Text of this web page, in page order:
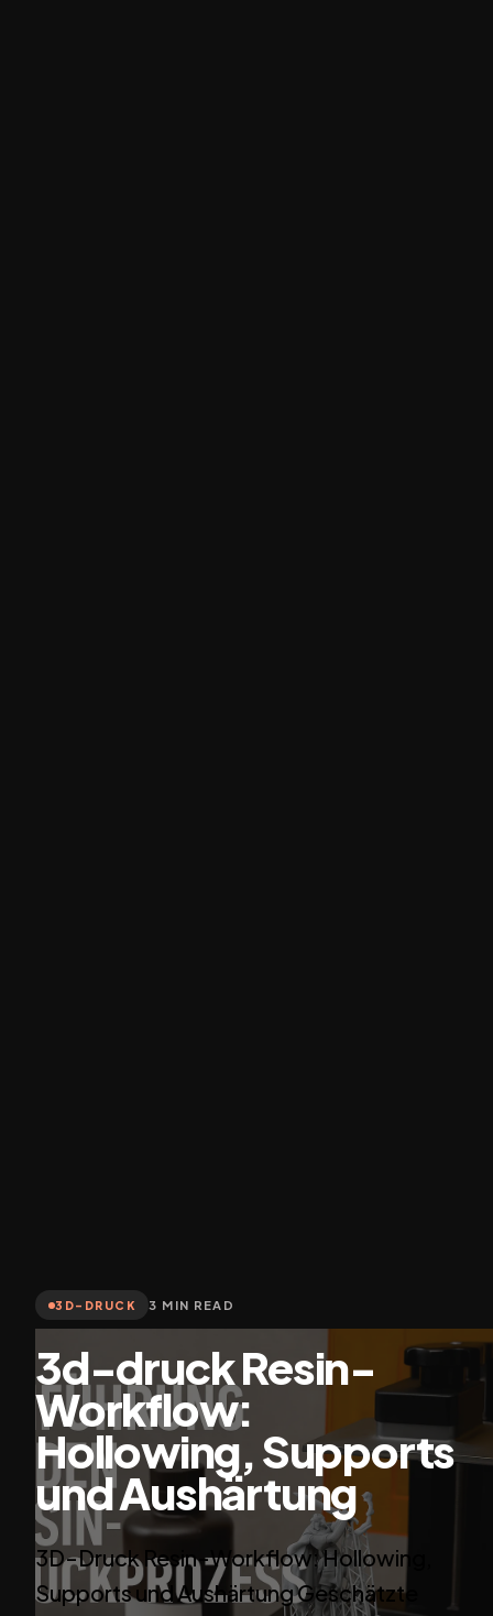
3D-DRUCK 3 MIN READ
3d-druck Resin-
Workflow:
Hollowing, Supports
und Aushärtung
3D-Druck Resin-Workflow: Hollowing,
Supports und Aushärtung Geschätzte